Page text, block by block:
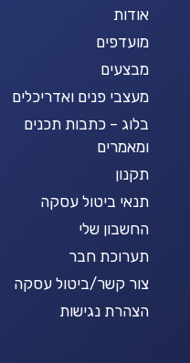
אודות
מועדפים
מבצעים
מעצבי פנים ואדריכלים
בלוג – כתבות תכנים
ומאמרים
תקנון
תנאי ביטול עסקה
החשבון שלי
תערוכת חבר
צור קשר/ביטול עסקה
הצהרת נגישות